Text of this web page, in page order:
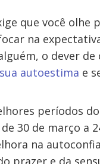
que você olhe
na
o dever de
autoestima e
períodos
de 30 de março a
na
prazer e da